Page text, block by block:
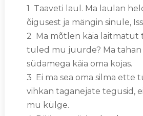
1 Taaveti laul. Ma laulan
õigusest ja mängin sinule,
2 Ma mõtlen käia laitmatut
tuled mu juurde? Ma tahan
südamega käia oma kojas.
3 Ei ma sea oma silma ette
vihkan taganejate tegusid,
mu külge.